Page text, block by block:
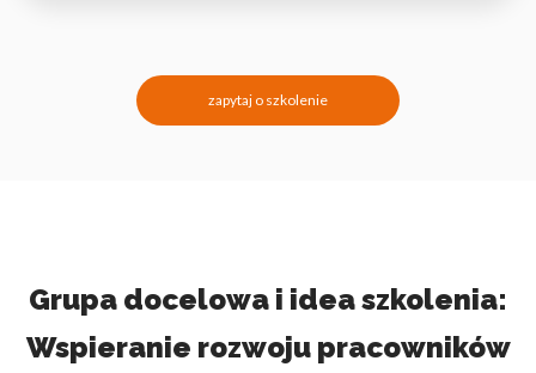
zapytaj o szkolenie
Grupa docelowa i idea szkolenia:
Wspieranie rozwoju pracowników